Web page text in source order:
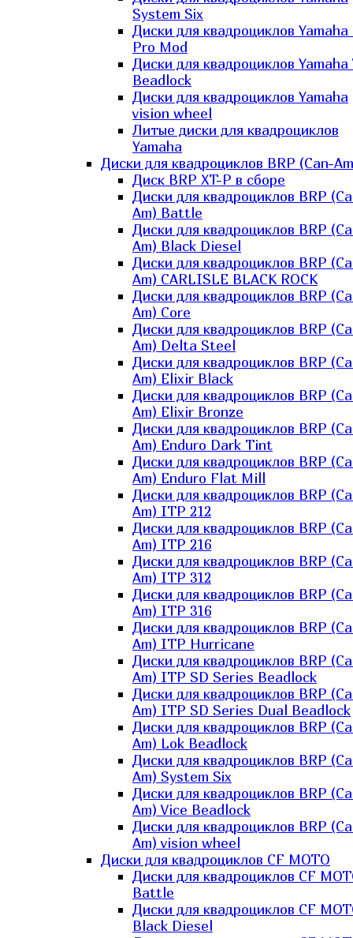
System Six
Диски для квадроциклов Yamaha
Pro Mod
Диски для квадроциклов Yamaha
Beadlock
Диски для квадроциклов Yamaha
vision wheel
Литые диски для квадроциклов
Yamaha
Диски для квадроциклов BRP (Can-
Диск BRP XT-P в сборе
Диски для квадроциклов BRP
Am) Battle
Диски для квадроциклов BRP
Am) Black Diesel
Диски для квадроциклов BRP
Am) CARLISLE BLACK ROCK
Диски для квадроциклов BRP
Am) Core
Диски для квадроциклов BRP
Am) Delta Steel
Диски для квадроциклов BRP
Am) Elixir Black
Диски для квадроциклов BRP
Am) Elixir Bronze
Диски для квадроциклов BRP
Am) Enduro Dark Tint
Диски для квадроциклов BRP
Am) Enduro Flat Mill
Диски для квадроциклов BRP
Am) ITP 212
Диски для квадроциклов BRP
Am) ITP 216
Диски для квадроциклов BRP
Am) ITP 312
Диски для квадроциклов BRP
Am) ITP 316
Диски для квадроциклов BRP
Am) ITP Hurricane
Диски для квадроциклов BRP
Am) ITP SD Series Beadlock
Диски для квадроциклов BRP
Am) ITP SD Series Dual Beadlock
Диски для квадроциклов BRP
Am) Lok Beadlock
Диски для квадроциклов BRP
Am) System Six
Диски для квадроциклов BRP
Am) Vice Beadlock
Диски для квадроциклов BRP
Am) vision wheel
Диски для квадроциклов CF MOTO
Диски для квадроциклов CF
Battle
Диски для квадроциклов CF
Black Diesel